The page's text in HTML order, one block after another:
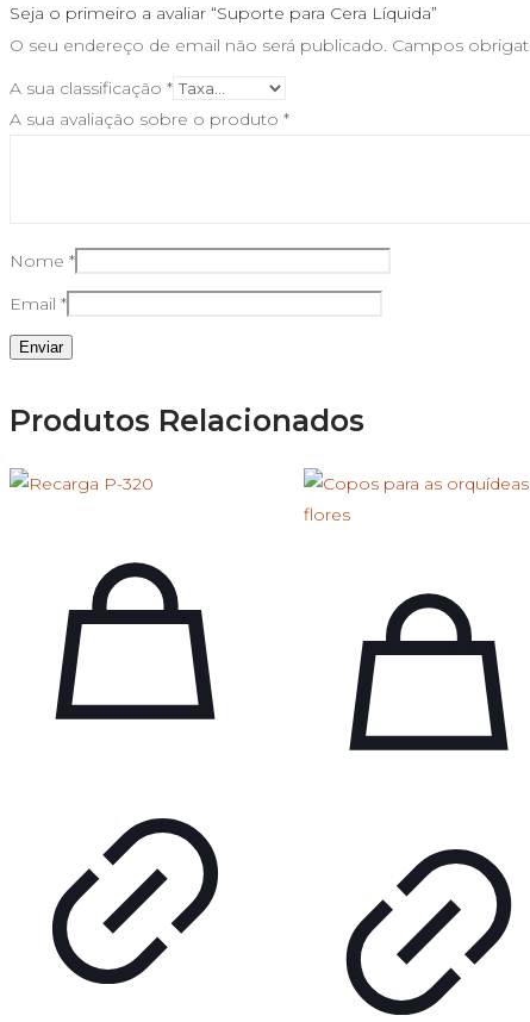
Seja o primeiro a avaliar “Suporte para Cera Líquida”
O seu endereço de email não será publicado. Campos
A sua classificação *
A sua avaliação sobre o produto *
Nome *
Email *
Produtos Relacionados